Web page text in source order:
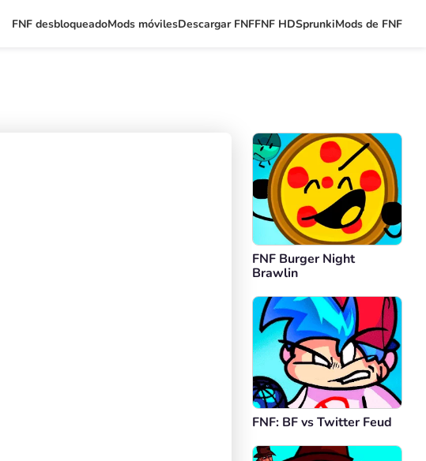
FNF desbloqueadoMods móvilesDescargar FNFFNF HDSprunkiMods de FNF
FNF Burger Night
Brawlin
FNF: BF vs Twitter Feud